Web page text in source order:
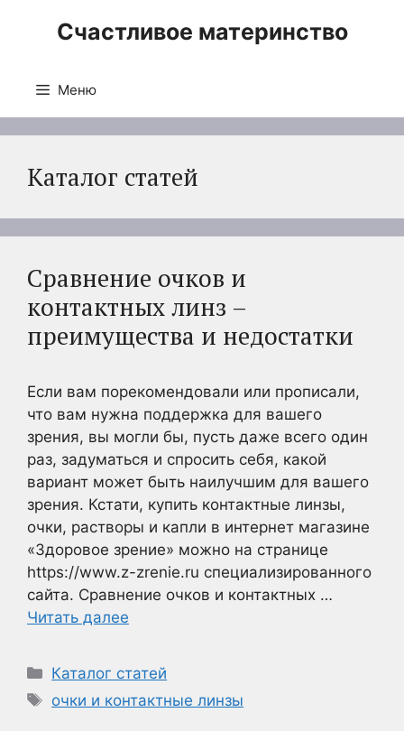
Счастливое материнство
Меню
Каталог статей
Сравнение очков и
контактных линз –
преимущества и недостатки
Если вам порекомендовали или прописали,
что вам нужна поддержка для вашего
зрения, вы могли бы, пусть даже всего один
раз, задуматься и спросить себя, какой
вариант может быть наилучшим для вашего
зрения. Кстати, купить контактные линзы,
очки, растворы и капли в интернет магазине
«Здоровое зрение» можно на странице
https://www.z-zrenie.ru специализированного
сайта. Сравнение очков и контактных …
Читать далее
Рубрики
Каталог статей
Метки
очки и контактные линзы